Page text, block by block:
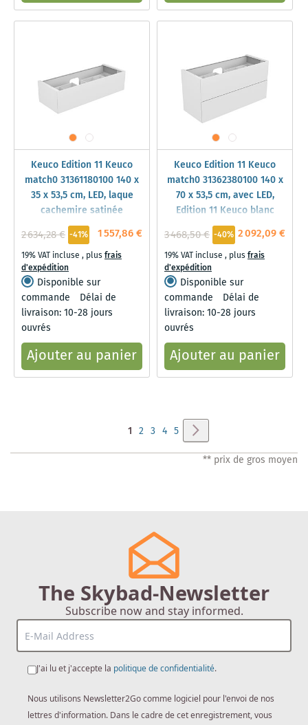
Keuco Edition 11 Keuco
match0 31361180100 140 x
35 x 53,5 cm, LED, laque
cachemire satinée
1 557,86 €
2 634,28 € -41%
19% VAT incluse , plusfrais
d'expédition
Disponible sur
commande
Délai de
livraison: 10-28 jours
ouvrés
Ajouter au panier
Keuco Edition 11 Keuco
match0 31362380100 140 x
70 x 53,5 cm, avec LED,
Edition 11 Keuco blanc
2 092,09 €
3 468,50 € -40%
19% VAT incluse , plusfrais
d'expédition
Disponible sur
commande
Délai de
livraison: 10-28 jours
ouvrés
Ajouter au panier
Vous
lisez
1 Page
2 Page
3 Page
4 Page
5
** prix de gros moyen
The Skybad-Newsletter
Subscribe now and stay informed.
J'ai lu et j'accepte la politique de confidentialité.
Nous utilisons Newsletter2Go comme logiciel pour l'envoi de nos
lettres d'information. Dans le cadre de cet enregistrement, vous